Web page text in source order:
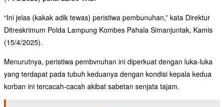
“Ini jelas (kakak adik tewas) peristiwa pembunuhan,” kata Direktur
Ditreskrimum Polda Lampung Kombes Pahala Simanjuntak, Kamis
(15/4/2025).
Menurutnya, peristiwa pembvnuhan ini diperkuat dengan luka-luka
yang terdapat pada tubuh keduanya dengan kondisi kepala kedua
korban ini tercacah-cacah akibat sabetan senjata tajam.